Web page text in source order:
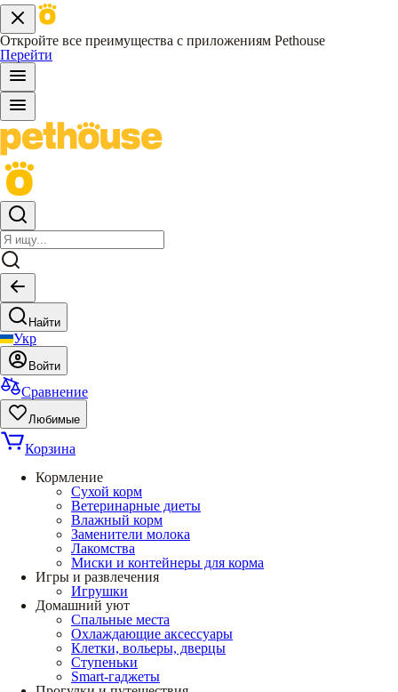
Откройте все преимущества с приложениям Pethouse
Перейти
Найти
Укр
Войти
Сравнение
Любимые
Корзина
Кормление
Сухой корм
Ветеринарные диеты
Влажный корм
Заменители молока
Лакомства
Миски и контейнеры для корма
Игры и развлечения
Игрушки
Домашний уют
Спальные места
Охлаждающие аксессуары
Клетки, вольеры, дверцы
Ступеньки
Smart-гаджеты